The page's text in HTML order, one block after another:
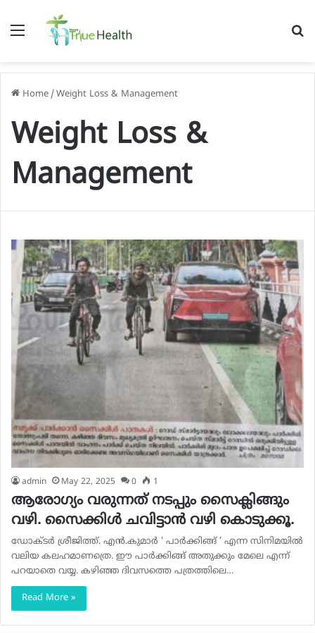
Menu
Home /Weight Loss & Management
Weight Loss &
Management
admin May 22, 2025 0 1
ആരോഗ്യം വരുന്നത് നടപ്പും സൈക്ലിങ്ങും
വഴി. സൈക്കിൾ ചവിട്ടാൻ വഴി കൊടുക്കൂ.
ഡോക്ടർ ശ്രീജിത്ത്‌. എൻ.കുമാർ ‘ പാർക്കിങ്ങ് ‘ എന്ന സിനിമയിൽ
വലിയ കലഹമാണത്രെ. ഈ പാർക്കിങ്ങ് അതുക്കും മേലെ എന്ന്
പറയാതെ വയ്യ. കഴിഞ്ഞ ദിവസത്തെ പത്രത്തിലെ…
Read More »